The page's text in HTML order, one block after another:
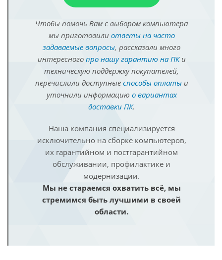
Чтобы помочь Вам с выбором компьютера
мы приготовили ответы на часто
задаваемые вопросы, рассказали много
интересного про нашу гарантию на ПКи
техническую поддержку покупателей,
перечислили доступные способы оплатыи
уточнили информацию о вариантах
доставки ПК.
Наша компания специализируется
исключительно на сборке компьютеров,
их гарантийном и постгарантийном
обслуживании, профилактике и
модернизации.
Мы не стараемся охватить всё, мы
стремимся быть лучшими в своей
области.